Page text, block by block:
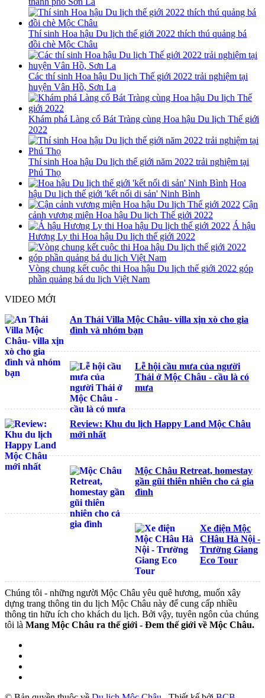
Thí sinh Hoa hậu Du lịch thế giới 2022 thích thú quảng bá
đồi chè Mộc Châu
Các thí sinh Hoa hậu Du lịch Thế giới 2022 trải nghiệm tại
huyện Vân Hồ, Sơn La
Khám phá Làng cổ Bát Tràng cùng Hoa hậu Du lịch Thế giới
2022
Thí sinh Hoa hậu Du lịch thế giới năm 2022 trải nghiệm tại
Phú Thọ
Hoa
hậu Du lịch thế giới 'kết nối di sản' Ninh Bình
Cận
cảnh vương miện Hoa hậu Du lịch Thế giới 2022
Á hậu
Hương Ly thi Hoa hậu Du lịch thế giới 2022
Vòng chung kết cuộc thi Hoa hậu Du lịch thế giới 2022 góp
phần quảng bá du lịch Việt Nam
VIDEO MỚI
An Thái Villa Mộc Châu- villa xịn xò cho gia
đình và nhóm bạn
Lễ hội cầu mưa của người
Thái ở Mộc Châu - cầu là có
mưa
Review: Khu du lịch Happy Land Mộc Châu
mới nhất
Mộc Châu Retreat, homestay
gần gũi thiên nhiên cho cả gia
đình
Xe điện Mộc
CHâu Hà Nội -
Trường Giang
Eco Tour
Chúng tôi - những người Mộc Châu yêu quê hương, muốn xây
dựng trang thông tin du lịch Mộc Châu này để cung cấp nhiều
thông tin hữu ích cho khách du lịch. Bởi vậy, tuyên ngôn của chúng
tôi là Mang Mộc Châu ra thế giới - Đem thế giới về Mộc Châu.